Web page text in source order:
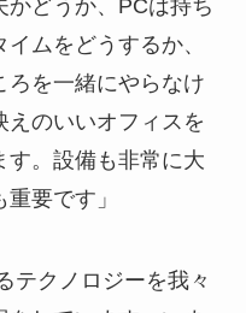
かどうか、PCは持ち
ムをどうするか、
を一緒にやらなけ
えのいいオフィスを
。設備も非常に大
要です」
テクノロジーを我々